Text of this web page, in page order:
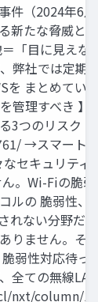
件（2024年6
新たな脅威と
「目に見えな
弊社では定期
を まとめてい
管理すべき
3つのリスク
→スマート
セキュリティ
。Wi-Fiの脆
ルの 脆弱性、
れない分野だ
りません。そ
弱性対応待っ
全ての無線
nxt/column/